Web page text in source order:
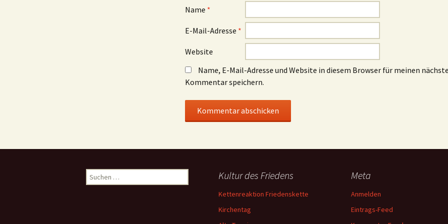
Name *
E-Mail-Adresse *
Website
Name, E-Mail-Adresse und Website in diesem Browser für meinen
Kommentar speichern.
Suchen
nach:
Kultur des Friedens
Kettenreaktion Friedenskette
Kirchentag
Meta
Anmelden
Eintrags-Feed